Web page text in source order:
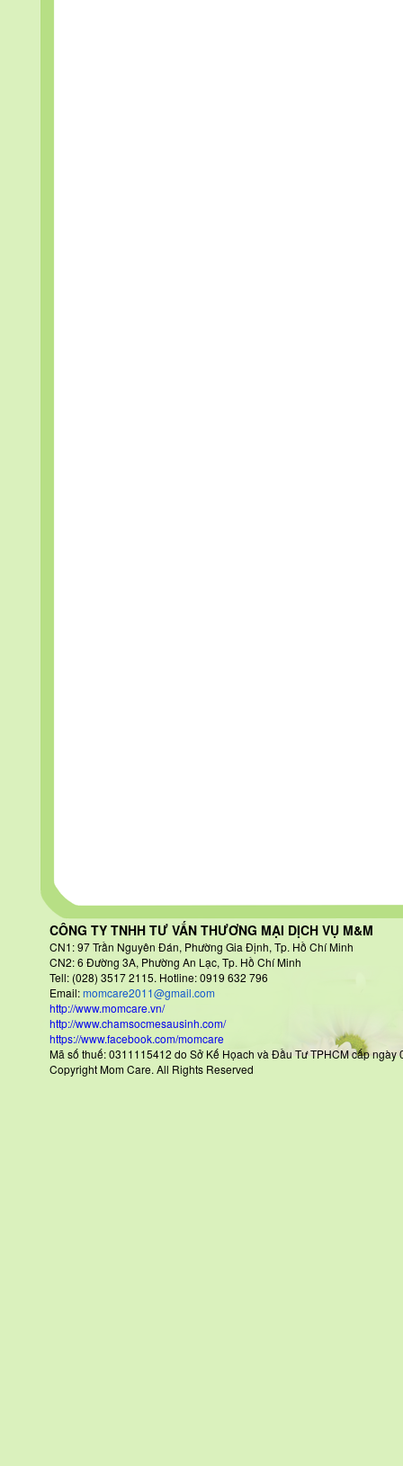
CÔNG TY TNHH TƯ VẤN THƯƠNG MẠI DỊCH VỤ M&M
CN1: 97 Trần Nguyên Đán, Phường Gia Định, Tp. Hồ Chí Minh
CN2: 6 Đường 3A, Phường An Lạc, Tp. Hồ Chí Minh
Tell: (028) 3517 2115. Hotline: 0919 632 796
Email:momcare2011@gmail.com
http://www.momcare.vn/
http://www.chamsocmesausinh.com/
https://www.facebook.com/momcare
Mã số thuế: 0311115412 do Sở Kế Họach và Đầu Tư TPHCM
Copyright Mom Care. All Rights Reserved